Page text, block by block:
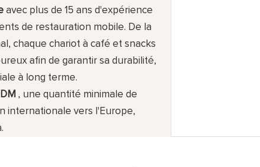
avec plus de 15 ans d'expérience
de restauration mobile. De la
chaque chariot à café et snacks
afin de garantir sa durabilité,
à long terme.
, une quantité minimale de
internationale vers l'Europe,